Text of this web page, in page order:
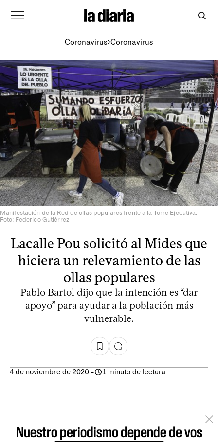
Coronavirus Coronavirus
Manifestación de la Red de ollas populares frente a la Torre Ejecutiva.
Foto: Federico Gutiérrez
Lacalle Pou solicitó al Mides que
hiciera un relevamiento de las
ollas populares
Pablo Bartol dijo que la intención es “dar
apoyo” para ayudar a la población más
vulnerable.
4 de noviembre de 2020 - 1 minuto de lectura
Nuestro periodismo depende de vos